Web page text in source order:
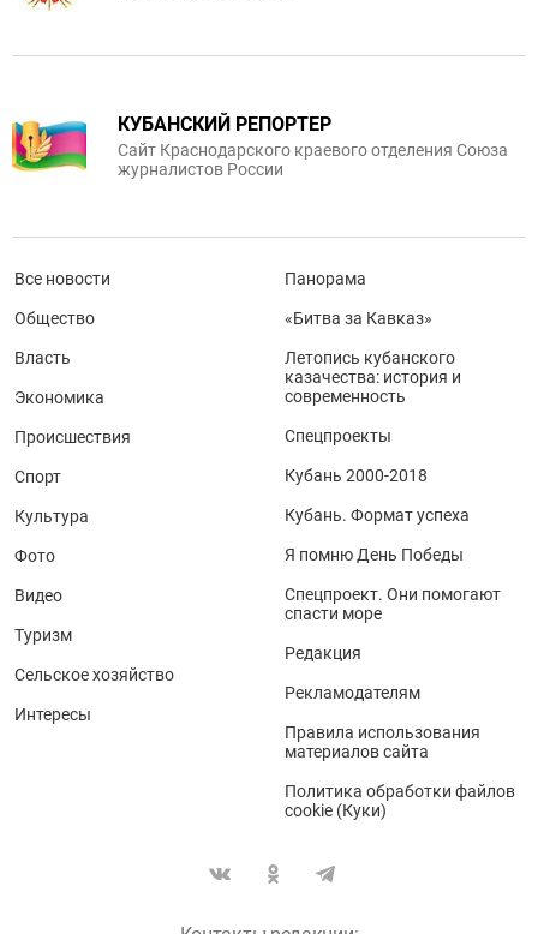
КУБАНСКИЙ РЕПОРТЕР
Сайт Краснодарского краевого отделения Союза
журналистов России
Все новости
Общество
Власть
Экономика
Происшествия
Спорт
Культура
Фото
Видео
Туризм
Сельское хозяйство
Интересы
Панорама
«Битва за Кавказ»
Летопись кубанского
казачества: история и
современность
Спецпроекты
Кубань 2000-2018
Кубань. Формат успеха
Я помню День Победы
Спецпроект. Они помогают
спасти море
Редакция
Рекламодателям
Правила использования
материалов сайта
Политика обработки файлов
cookie (Куки)